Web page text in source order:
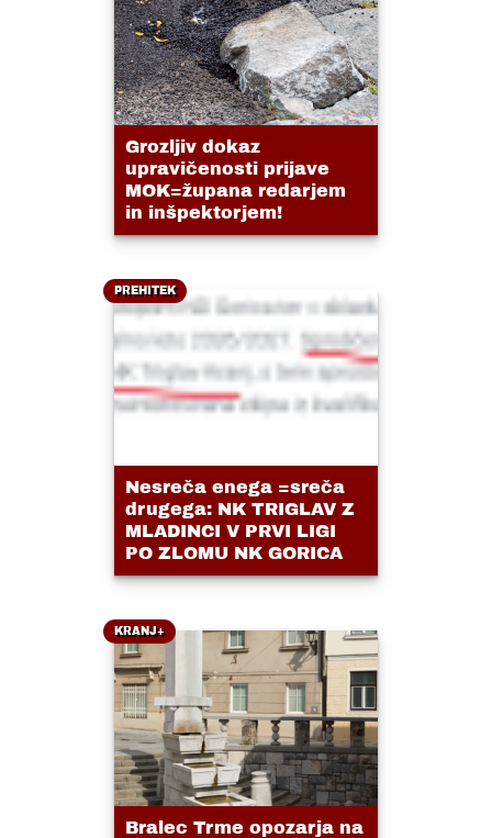
Grozljiv dokaz
upravičenosti prijave
MOK=župana redarjem
in inšpektorjem!
PREHITEK
Nesreča enega =sreča
drugega: NK TRIGLAV Z
MLADINCI V PRVI LIGI
PO ZLOMU NK GORICA
KRANJ+
Bralec Trme opozarja na